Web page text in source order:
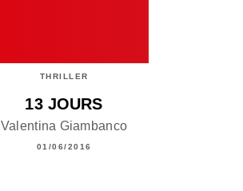
THRILLER
13 JOURS
Valentina Giambanco
01/06/2016